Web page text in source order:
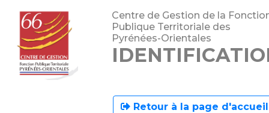
Centre de Gestion de la
Publique Territoriale des
Pyrénées-Orientales
Retour à la page d'accueil